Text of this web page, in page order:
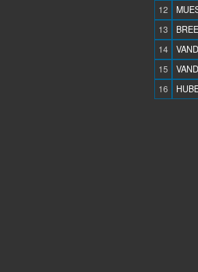
12
13
14
15
16